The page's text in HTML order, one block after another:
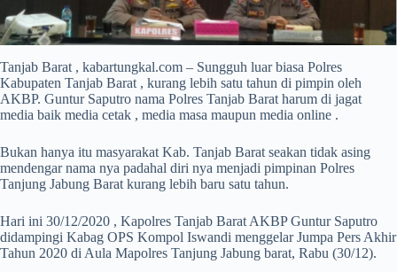
Tanjab Barat , kabartungkal.com – Sungguh luar biasa Polres
Kabupaten Tanjab Barat , kurang lebih satu tahun di pimpin oleh
AKBP. Guntur Saputro nama Polres Tanjab Barat harum di jagat
media baik media cetak , media masa maupun media online .
Bukan hanya itu masyarakat Kab. Tanjab Barat seakan tidak asing
mendengar nama nya padahal diri nya menjadi pimpinan Polres
Tanjung Jabung Barat kurang lebih baru satu tahun.
Hari ini 30/12/2020 , Kapolres Tanjab Barat AKBP Guntur Saputro
didampingi Kabag OPS Kompol Iswandi menggelar Jumpa Pers Akhir
Tahun 2020 di Aula Mapolres Tanjung Jabung barat, Rabu (30/12).